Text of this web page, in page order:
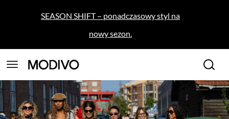
SEASON SHIFT – ponadczasowy styl na
nowy sezon.